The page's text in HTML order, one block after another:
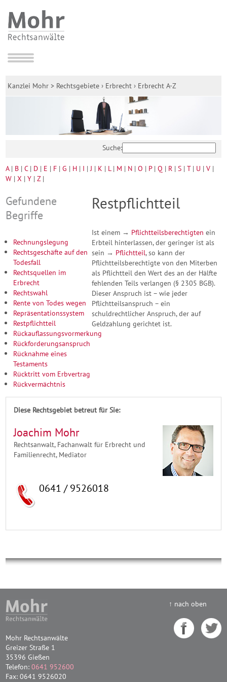
Kanzlei Mohr > Rechtsgebiete › Erbrecht › Erbrecht A-Z
Suche:
A| B |C| D | E | F |G | H | I |J | K | L| M | N |O | P|Q | R |S |T| U |V |
W |X |Y |Z|
Gefundene
Begriffe
Rechnungslegung
Rechtsgeschäfte auf den
Todesfall
Rechtsquellen im
Erbrecht
Rechtswahl
Rente von Todes wegen
Repräsentationssystem
Restpflichtteil
Rückauflassungsvormerkung
Rückforderungsanspruch
Rücknahme eines
Testaments
Rücktritt vom Erbvertrag
Rückvermächtnis
Restpflichtteil
Ist einem → Pflichtteilsberechtigten ein
Erbteil hinterlassen, der geringer ist als
sein → Pflichtteil, so kann der
Pflichtteilsberechtigte von den Miterben
als Pflichtteil den Wert des an der Hälfte
fehlenden Teils verlangen (§ 2305 BGB).
Dieser Anspruch ist – wie jeder
Pflichtteilsanspruch – ein
schuldrechtlicher Anspruch, der auf
Geldzahlung gerichtet ist.
Diese Rechtsgebiet betreut für Sie:
Joachim Mohr
Rechtsanwalt, Fachanwalt für Erbrecht und
Familienrecht, Mediator
0641 / 9526018
↑ nach oben
Mohr Rechtsanwälte
Greizer Straße 1
35396 Gießen
Telefon:0641 952600
Fax: 0641 9526020